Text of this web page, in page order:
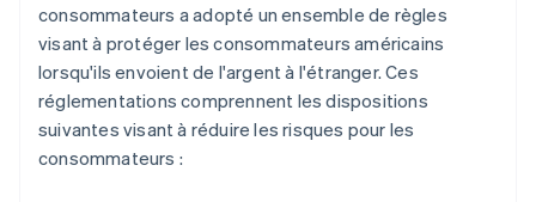
consommateurs a adopté un ensemble de règles
visant à protéger les consommateurs américains
lorsqu'ils envoient de l'argent à l'étranger. Ces
réglementations comprennent les dispositions
suivantes visant à réduire les risques pour les
consommateurs :